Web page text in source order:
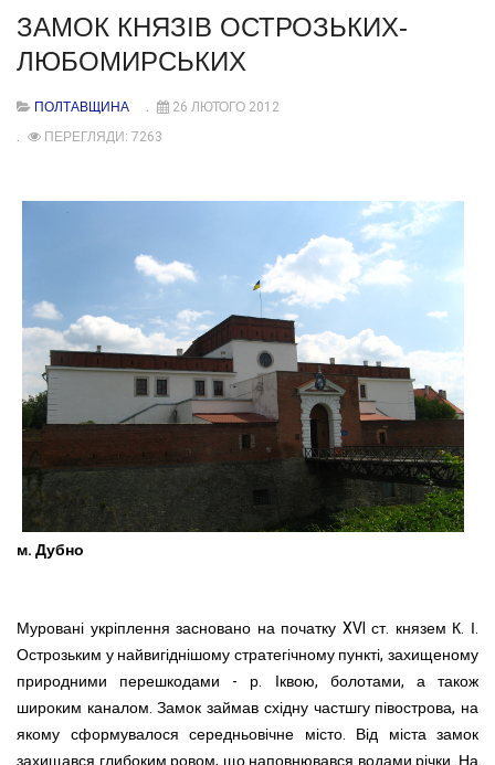
ЗАМОК КНЯЗІВ ОСТРОЗЬКИХ-
ЛЮБОМИРСЬКИХ
ПОЛТАВЩИНА
26 ЛЮТОГО 2012
ПЕРЕГЛЯДИ: 7263
м. Дубно
Муровані укріплення засновано на початку XVI ст. князем К. І.
Острозьким у найвигіднішому стратегічному пункті, захищеному
природними перешкодами - р. Іквою, болотами, а також
широким каналом. Замок займав східну частшгу півострова, на
якому сформувалося середньовічне місто. Від міста замок